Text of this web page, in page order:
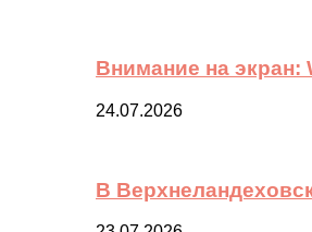
Внимание на экран:
24.07.2026
В